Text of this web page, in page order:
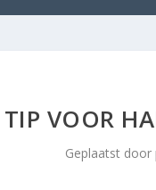
TIP VOOR
Geplaatst door